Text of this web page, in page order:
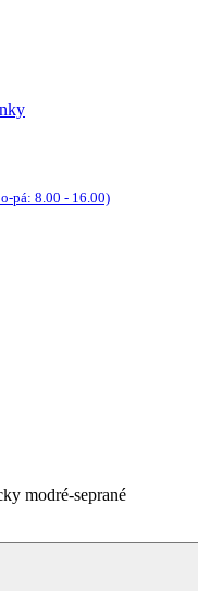
modré-seprané